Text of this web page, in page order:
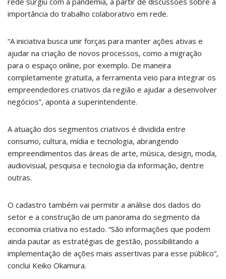
importância do trabalho colaborativo em rede.
“A iniciativa busca unir forças para manter ações ativas e
ajudar na criação de novos processos, como a migração
para o espaço online, por exemplo. De maneira
completamente gratuita, a ferramenta veio para integrar os
empreendedores criativos da região e ajudar a desenvolver
negócios”, aponta a superintendente.
A atuação dos segmentos criativos é dividida entre
consumo, cultura, mídia e tecnologia, abrangendo
empreendimentos das áreas de arte, música, design, moda,
audiovisual, pesquisa e tecnologia da informação, dentre
outras.
O cadastro também vai permitir a análise dos dados do
setor e a construção de um panorama do segmento da
economia criativa no estado. “São informações que podem
ainda pautar as estratégias de gestão, possibilitando a
implementação de ações mais assertivas para esse público”,
conclui Keiko Okamura.